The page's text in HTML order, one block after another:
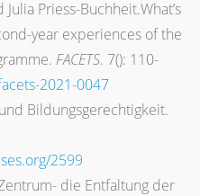
Priess-Buchheit.What’s
year experiences of the
FACETS. 7(): 110-
2021-0047
Bildungsgerechtigkeit.
2599
die Entfaltung der